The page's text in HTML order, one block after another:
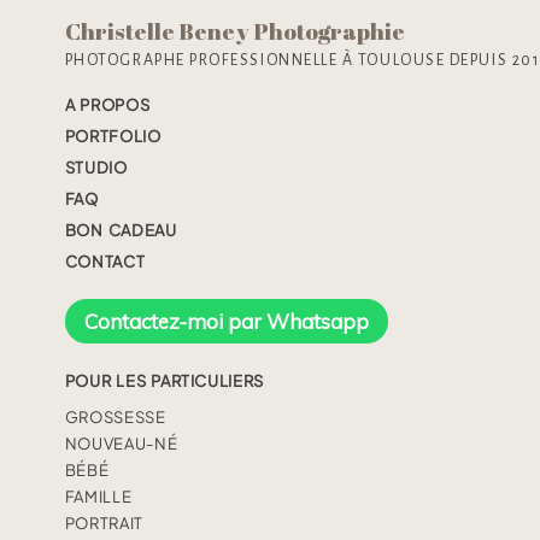
Christelle Beney Photographie
PHOTOGRAPHE PROFESSIONNELLE À TOULOUSE DEPUIS
A PROPOS
PORTFOLIO
STUDIO
FAQ
BON CADEAU
CONTACT
Contactez-moi par Whatsapp
POUR LES PARTICULIERS
GROSSESSE
NOUVEAU-NÉ
BÉBÉ
FAMILLE
PORTRAIT